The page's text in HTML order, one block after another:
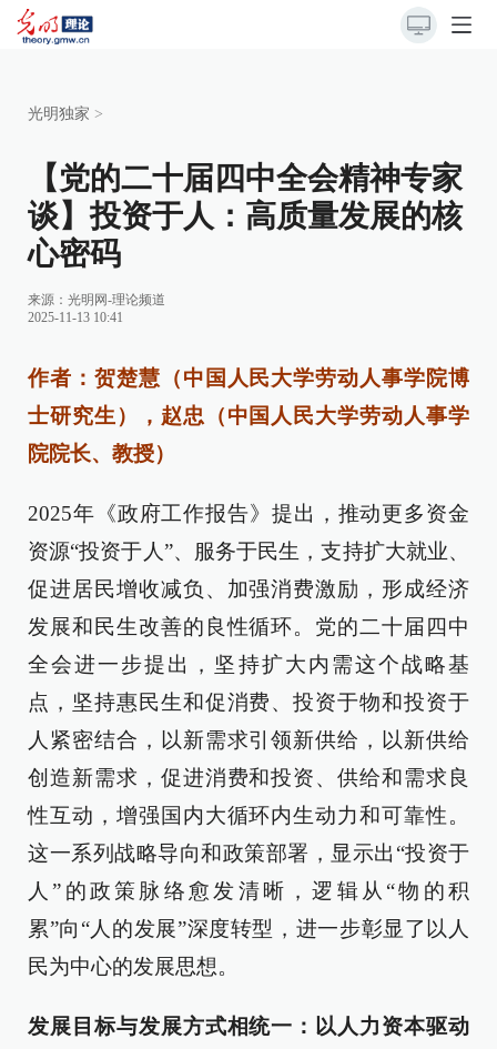
光明独家 >
【党的二十届四中全会精神专家
谈】投资于人：高质量发展的核
心密码
来源： 光明网-理论频道
2025-11-13 10:41
作者：贺楚慧（中国人民大学劳动人事学院博
士研究生），赵忠（中国人民大学劳动人事学
院院长、教授）
2025年《政府工作报告》提出，推动更多资金
资源“投资于人”、服务于民生，支持扩大就业、
促进居民增收减负、加强消费激励，形成经济
发展和民生改善的良性循环。党的二十届四中
全会进一步提出，坚持扩大内需这个战略基
点，坚持惠民生和促消费、投资于物和投资于
人紧密结合，以新需求引领新供给，以新供给
创造新需求，促进消费和投资、供给和需求良
性互动，增强国内大循环内生动力和可靠性。
这一系列战略导向和政策部署，显示出“投资于
人”的政策脉络愈发清晰，逻辑从“物的积
累”向“人的发展”深度转型，进一步彰显了以人
民为中心的发展思想。
发展目标与发展方式相统一：以人力资本驱动